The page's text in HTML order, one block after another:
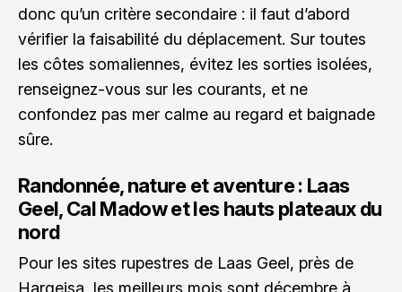
donc qu’un critère secondaire : il faut d’abord
vérifier la faisabilité du déplacement. Sur toutes
les côtes somaliennes, évitez les sorties isolées,
renseignez-vous sur les courants, et ne
confondez pas mer calme au regard et baignade
sûre.
Randonnée, nature et aventure : Laas
Geel, Cal Madow et les hauts plateaux du
nord
Pour les sites rupestres de Laas Geel, près de
Hargeisa, les meilleurs mois sont décembre à